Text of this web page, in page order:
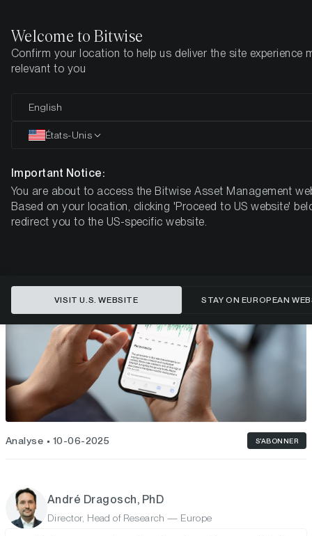
Page d'accueil Market Updates Juin 2025
“Sell in May and go away”?
Comment se positionner dans le
l'année 2025
BITCOIN MACRO INVESTOR MENSUEL – JUIN 2025
Analyse 10-06-2025 S'ABONNER
André Dragosch, PhD
Director, Head of Research — Europe
Welcome to Bitwise
Confirm your location to help us deliver the site experience
relevant to you
English
États-Unis
Important Notice:
You are about to access the Bitwise Asset Management
Based on your location, clicking 'Proceed to US website'
redirect you to the US-specific website.
VISIT U.S. WEBSITE STAY ON EUROPEAN